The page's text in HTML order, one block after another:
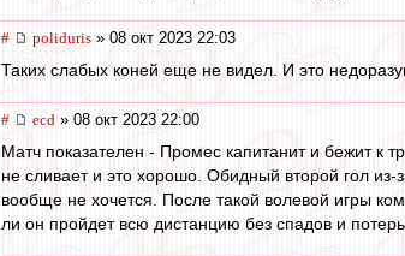
# poliduris » 08 окт 2023 22:03
Таких слабых коней еще не видел. И это
# ecd » 08 окт 2023 22:00
Матч показателен - Промес капитанит и бежит к
не сливает и это хорошо. Обидный второй гол из-
вообще не хочется. После такой волевой игры
ли он пройдет всю дистанцию без спадов и